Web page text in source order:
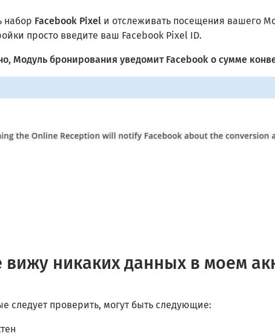
набор Facebook Pixel и отслеживать посещения вашего
просто введите ваш Facebook Pixel ID.
Модуль бронирования уведомит Facebook о сумме
вижу никаких данных в моем
следует проверить, могут быть следующие: